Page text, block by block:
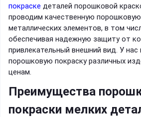
покраске деталей порошковой
проводим качественную
металлических элементов, в том
обеспечивая надежную защиту от
привлекательный внешний вид. У
порошковую покраску различных
ценам.
Преимущества
покраски мелких